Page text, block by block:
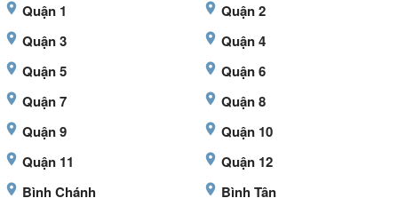
Quận 1
Quận 2
Quận 3
Quận 4
Quận 5
Quận 6
Quận 7
Quận 8
Quận 9
Quận 10
Quận 11
Quận 12
Bình Chánh
Bình Tân